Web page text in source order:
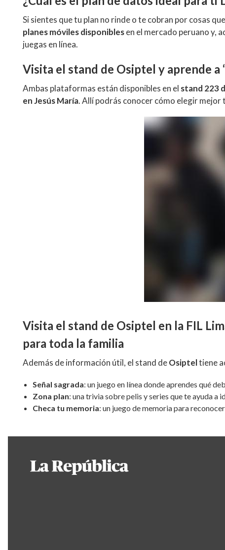
Si sientes que tu plan no rinde o te cobran por cosas
planes móviles disponiblesen el mercado peruano y,
juegas en línea.
Visita el stand de Osiptel y aprende
Ambas plataformas están disponibles en el stand 223
en Jesús María. Allí podrás conocer cómo elegir mejor
Visita el stand de Osiptel en la FIL
para toda la familia
Además de información útil, el stand deOsipteltiene
Señal sagrada: un juego en línea donde aprendes qué
Zona plan: una trivia sobre pelis y series que te ayuda a
Checa tu memoria: un juego de memoria para